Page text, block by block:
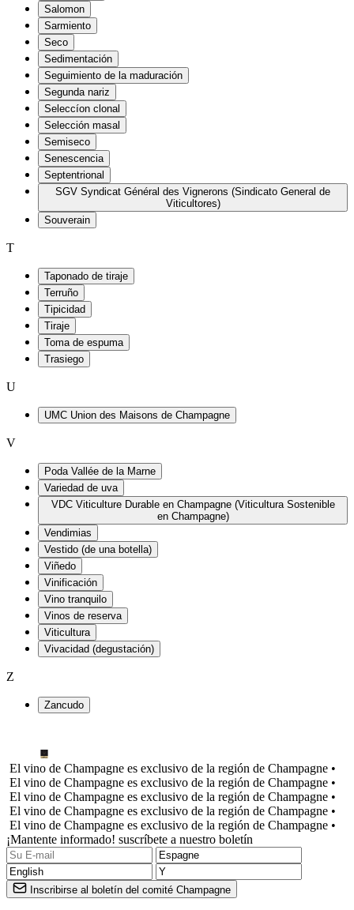
Salomon
Sarmiento
Seco
Sedimentación
Seguimiento de la maduración
Segunda nariz
Seleccíon clonal
Selección masal
Semiseco
Senescencia
Septentrional
SGV Syndicat Général des Vignerons (Sindicato General de
Viticultores)
Souverain
T
Taponado de tiraje
Terruño
Tipicidad
Tiraje
Toma de espuma
Trasiego
U
UMC Union des Maisons de Champagne
V
Poda Vallée de la Marne
Variedad de uva
VDC Viticulture Durable en Champagne (Viticultura Sostenible
en Champagne)
Vendimias
Vestido (de una botella)
Viñedo
Vinificación
Vino tranquilo
Vinos de reserva
Viticultura
Vivacidad (degustación)
Z
Zancudo
El vino de Champagne es exclusivo de la región de Champagne •
El vino de Champagne es exclusivo de la región de Champagne •
El vino de Champagne es exclusivo de la región de Champagne •
El vino de Champagne es exclusivo de la región de Champagne •
El vino de Champagne es exclusivo de la región de Champagne •
¡Mantente informado! suscríbete a nuestro boletín
Inscribirse al boletín del comité Champagne